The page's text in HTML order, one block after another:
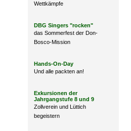
Wettkämpfe
DBG Singers "rocken"
das Sommerfest der Don-
Bosco-Mission
Hands-On-Day
Und alle packten an!
Exkursionen der
Jahrgangstufe 8 und 9
Zollverein und Lüttich
begeistern